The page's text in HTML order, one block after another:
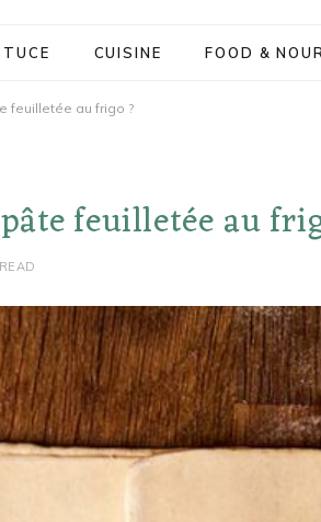
CUISINE FOOD &
feuilletée au frigo ?
feuilletée au